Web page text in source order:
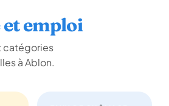
emploi
catégories
à Ablon.